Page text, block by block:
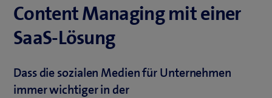
Content Managing mit einer
SaaS-Lösung
Dass die sozialen Medien für Unternehmen
immer wichtiger in der